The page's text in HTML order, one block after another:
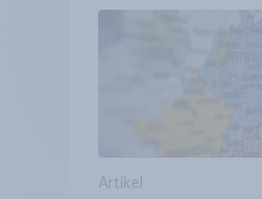
Artikel